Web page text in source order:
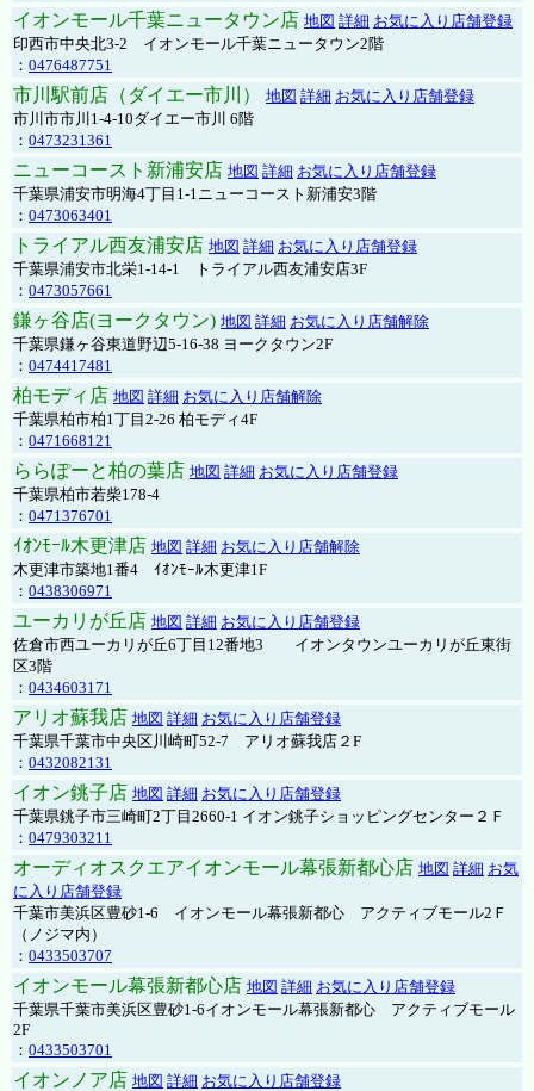
イオンモール千葉ニュータウン店 地図 詳細 お気に入り店舗登録
印西市中央北3-2 イオンモール千葉ニュータウン2階
： 0476487751
市川駅前店（ダイエー市川） 地図 詳細 お気に入り店舗登録
市川市市川1-4-10ダイエー市川 6階
： 0473231361
ニューコースト新浦安店 地図 詳細 お気に入り店舗登録
千葉県浦安市明海4丁目1-1ニューコースト新浦安3階
： 0473063401
トライアル西友浦安店 地図 詳細 お気に入り店舗登録
千葉県浦安市北栄1-14-1 トライアル西友浦安店3F
： 0473057661
鎌ヶ谷店(ヨークタウン) 地図 詳細 お気に入り店舗解除
千葉県鎌ヶ谷東道野辺5-16-38 ヨークタウン2F
： 0474417481
柏モディ店 地図 詳細 お気に入り店舗解除
千葉県柏市柏1丁目2-26 柏モディ4F
： 0471668121
ららぽーと柏の葉店 地図 詳細 お気に入り店舗登録
千葉県柏市若柴178-4
： 0471376701
ｲｵﾝﾓｰﾙ木更津店 地図 詳細 お気に入り店舗解除
木更津市築地1番4 ｲｵﾝﾓｰﾙ木更津1F
： 0438306971
ユーカリが丘店 地図 詳細 お気に入り店舗登録
佐倉市西ユーカリが丘6丁目12番地3 イオンタウンユーカリが丘東街
区3階
： 0434603171
アリオ蘇我店 地図 詳細 お気に入り店舗登録
千葉県千葉市中央区川崎町52-7 アリオ蘇我店２F
： 0432082131
イオン銚子店 地図 詳細 お気に入り店舗登録
千葉県銚子市三崎町2丁目2660-1 イオン銚子ショッピングセンター２Ｆ
： 0479303211
オーディオスクエアイオンモール幕張新都心店 地図 詳細 お気
に入り店舗登録
千葉市美浜区豊砂1-6 イオンモール幕張新都心 アクティブモール2Ｆ
（ノジマ内）
： 0433503707
イオンモール幕張新都心店 地図 詳細 お気に入り店舗登録
千葉県千葉市美浜区豊砂1-6イオンモール幕張新都心 アクティブモール
2F
： 0433503701
イオンノア店 地図 詳細 お気に入り店舗登録